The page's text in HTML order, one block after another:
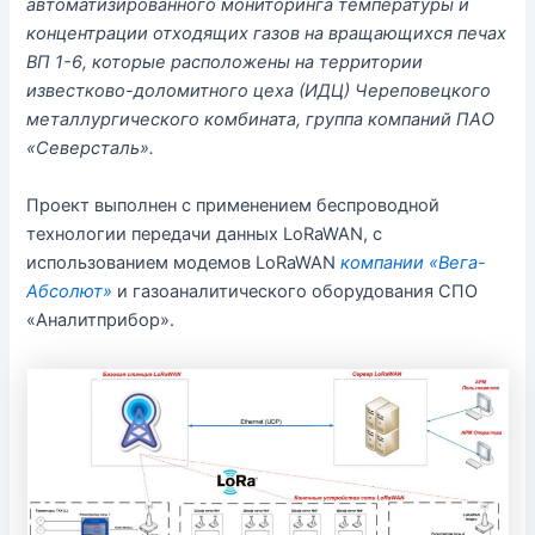
автоматизированного мониторинга температуры и
концентрации отходящих газов на вращающихся печах
ВП 1-6, которые расположены на территории
известково-доломитного цеха (ИДЦ) Череповецкого
металлургического комбината, группа компаний ПАО
«Северсталь».
Проект выполнен с применением беспроводной
технологии передачи данных LoRaWAN, с
использованием модемов LoRaWANкомпании «Вега-
Абсолют» и газоаналитического оборудования СПО
«Аналитприбор».